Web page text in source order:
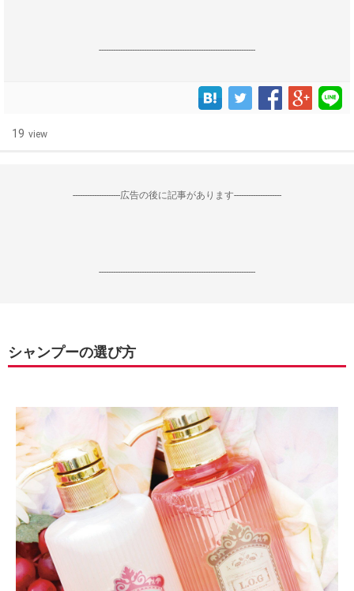
------------------------------------------------------------------
19 view
--------------------広告の後に記事があります--------------------
------------------------------------------------------------------
シャンプーの選び方